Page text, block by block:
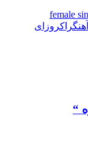
female
راکروزای
“